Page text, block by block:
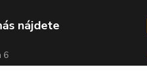
nájdete
6